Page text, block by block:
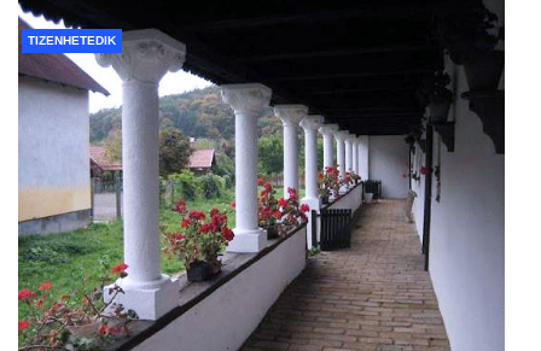
TIZENHETEDIK